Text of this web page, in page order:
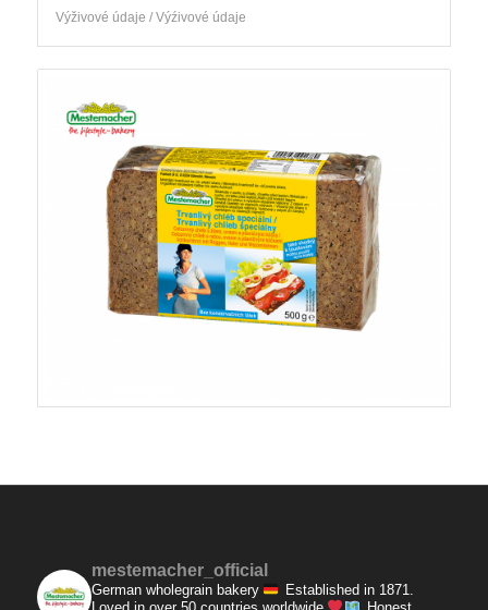
Výživové údaje / Výźivové údaje
mestemacher_official
German wholegrain bakery
Established in 1871.